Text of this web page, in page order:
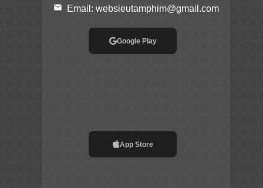
email Email: websieutamphim@gmail.com
Google Play
App Store